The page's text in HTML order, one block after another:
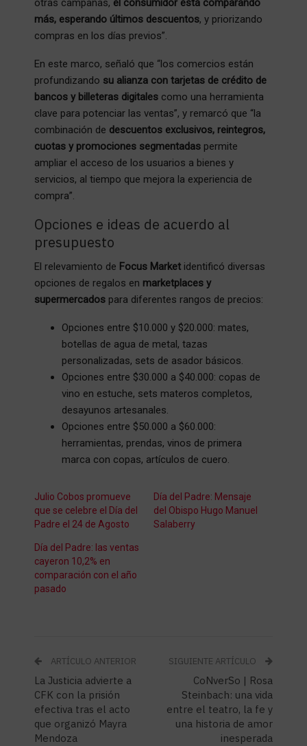
otras campañas, el consumidor está comparando
más, esperando últimos descuentos, y priorizando
compras en los días previos”.
En este marco, señaló que “los comercios están
profundizando su alianza con tarjetas de crédito de
bancos y billeteras digitales como una herramienta
clave para potenciar las ventas”, y remarcó que “la
combinación de descuentos exclusivos, reintegros,
cuotas y promociones segmentadas permite
ampliar el acceso de los usuarios a bienes y
servicios, al tiempo que mejora la experiencia de
compra”.
Opciones e ideas de acuerdo al
presupuesto
El relevamiento de Focus Market identificó diversas
opciones de regalos en marketplaces y
supermercados para diferentes rangos de precios:
Opciones entre $10.000 y $20.000: mates,
botellas de agua de metal, tazas
personalizadas, sets de asador básicos.
Opciones entre $30.000 a $40.000: copas de
vino en estuche, sets materos completos,
desayunos artesanales.
Opciones entre $50.000 a $60.000:
herramientas, prendas, vinos de primera
marca con copas, artículos de cuero.
Julio Cobos promueve
que se celebre el Día del
Padre el 24 de Agosto
Día del Padre: Mensaje
del Obispo Hugo Manuel
Salaberry
Día del Padre: las ventas
cayeron 10,2% en
comparación con el año
pasado
ARTÍCULO ANTERIOR
La Justicia advierte a
CFK con la prisión
efectiva tras el acto
que organizó Mayra
Mendoza
SIGUIENTE ARTÍCULO
CoNverSo | Rosa
Steinbach: una vida
entre el teatro, la fe y
una historia de amor
inesperada